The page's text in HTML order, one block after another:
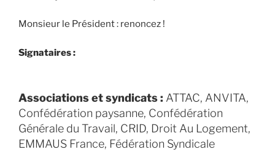
Monsieur le Président : renoncez !
Signataires :
Associations et syndicats : ATTAC, ANVITA,
Confédération paysanne, Confédération
Générale du Travail, CRID, Droit Au Logement,
EMMAUS France, Fédération Syndicale